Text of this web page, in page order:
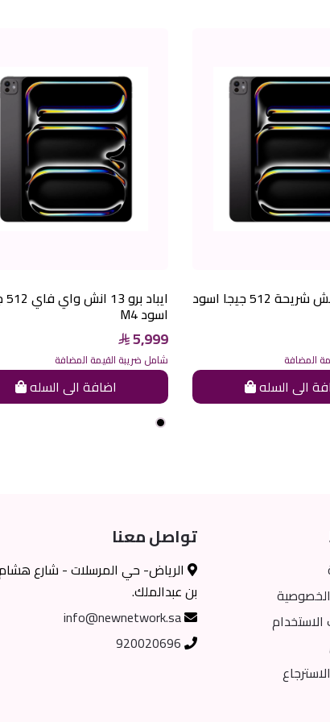
اسود M4
5,999
شامل ضريبة القيمة المضافة
اضافة الى السله
ايباد برو 13 انش شريحة 512 جيجا اسود
المضافة
الى السله
الاستخدام
تواصل معنا
الرياض- حي المرسلات - شارع
بن عبدالملك.
info@newnetwork.sa
920020696